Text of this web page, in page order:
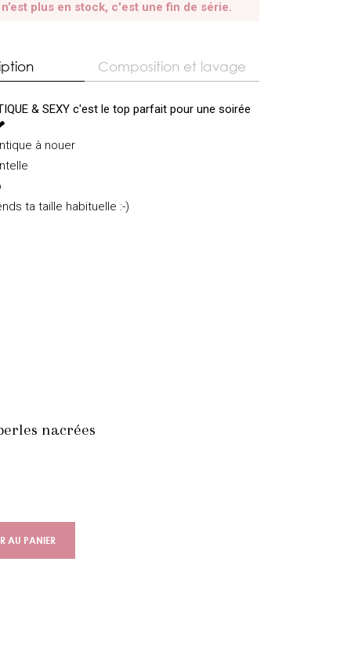
plus en stock, c'est une fin de série.
Composition et lavage
& SEXY c'est le top parfait pour une soirée
à nouer
ta taille habituelle :-)
nacrées
AU PANIER